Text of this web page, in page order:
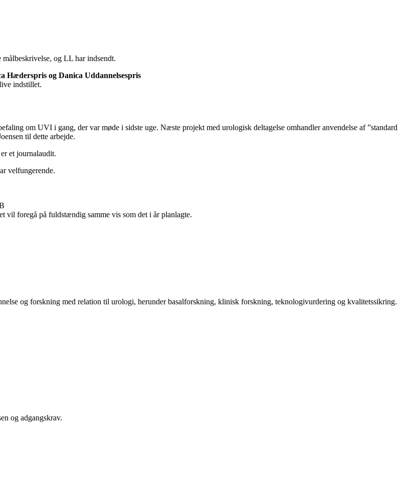
og LL har indsendt.
Hæderspris og Danica Uddannelsespris
indstillet.
om UVI i gang, der var møde i sidste uge. Næste projekt med urologisk deltagelse omhandler anvendelse af ”standard
til dette arbejde.
et journalaudit.
velfungerende.
vil foregå på fuldstændig samme vis som det i år planlagte.
og forskning med relation til urologi, herunder basalforskning, klinisk forskning, teknologivurdering og kvalitetssikring.
og adgangskrav.